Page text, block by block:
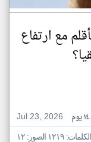
مع ارتفاع
Jul 23, 2026
١٢١٩ الصور: ١٢